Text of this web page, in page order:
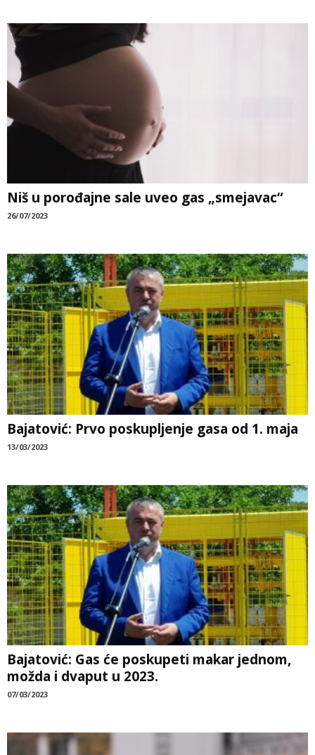
Niš u porođajne sale uveo gas „smejavac“
26/07/2023
Bajatović: Prvo poskupljenje gasa od 1. maja
13/03/2023
Bajatović: Gas će poskupeti makar jednom,
možda i dvaput u 2023.
07/03/2023